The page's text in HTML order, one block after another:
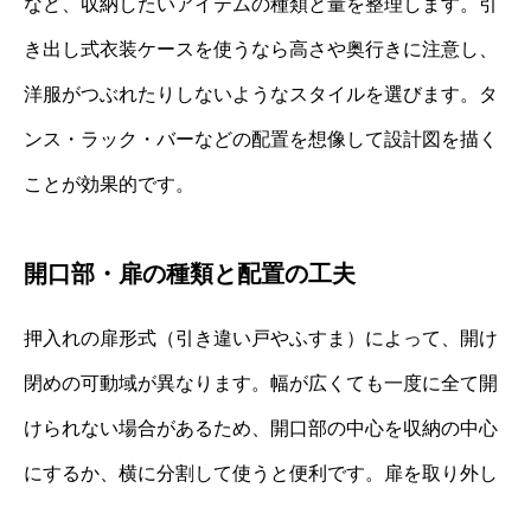
など、収納したいアイテムの種類と量を整理します。引
き出し式衣装ケースを使うなら高さや奥行きに注意し、
洋服がつぶれたりしないようなスタイルを選びます。タ
ンス・ラック・バーなどの配置を想像して設計図を描く
ことが効果的です。
開口部・扉の種類と配置の工夫
押入れの扉形式（引き違い戸やふすま）によって、開け
閉めの可動域が異なります。幅が広くても一度に全て開
けられない場合があるため、開口部の中心を収納の中心
にするか、横に分割して使うと便利です。扉を取り外し